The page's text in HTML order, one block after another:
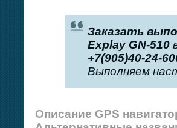
Заказать
Explay GN-510
+7(905)40-24-
Выполняем
Описание GPS